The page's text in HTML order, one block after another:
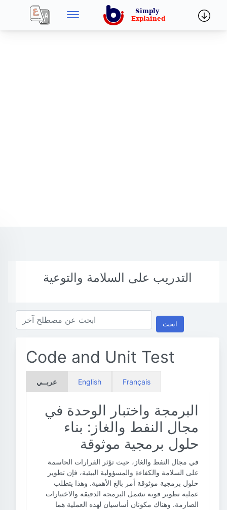
التدريب على السلامة والتوعية
ابحث
Code and Unit Test
عربــي English Français
البرمجة واختبار الوحدة في
مجال النفط والغاز: بناء
حلول برمجية موثوقة
في مجال النفط والغاز، حيث تؤثر القرارات الحاسمة
على السلامة والكفاءة والمسؤولية البيئية، فإن تطوير
حلول برمجية موثوقة أمر بالغ الأهمية. وهذا يتطلب
عملية تطوير قوية تشمل البرمجة الدقيقة والاختبارات
الصارمة. وهناك مكونان أساسيان لهذه العملية هما